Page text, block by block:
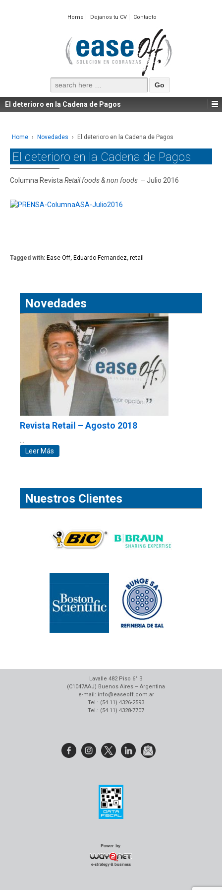
Home Dejanos tu CV Contacto
Search
for:
El deterioro en la Cadena de Pagos
Home › Novedades › El deterioro en la Cadena de Pagos
El deterioro en la Cadena de Pagos
Columna RevistaRetail foods & non foods – Julio 2016
Tagged with: Ease Off, Eduardo Fernandez, retail
Novedades
Revista Retail – Agosto 2018
Leer Más
Nuestros Clientes
Lavalle 482 Piso 6° B
(C1047AAJ) Buenos Aires – Argentina
e-mail: info@easeoff.com.ar
Tel.: (54 11) 4326-2593
Tel.: (54 11) 4328-7707